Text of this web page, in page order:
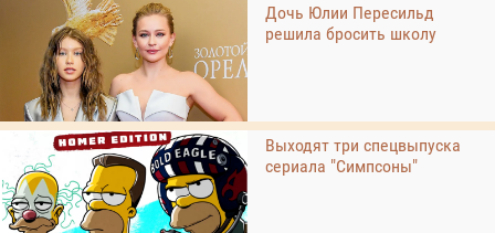
Дочь Юлии Пересильд
решила бросить школу
Выходят три спецвыпуска
сериала "Симпсоны"